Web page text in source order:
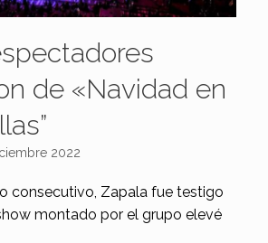
de «Navidad en
2022
consecutivo, Zapala fue testigo
montado por el grupo elevé